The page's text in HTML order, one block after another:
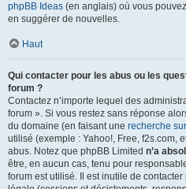
phpBB Ideas (en anglais) où vous
en suggérer de nouvelles.
Haut
Qui contacter pour les abus ou les
forum ?
Contactez n’importe lequel des
forum ». Si vous restez sans réponse
du domaine (en faisant une recherche
utilisé (exemple : Yahoo!, Free, f2s.com,
abus. Notez que phpBB Limited n’a
être, en aucun cas, tenu pour
forum est utilisé. Il est inutile de